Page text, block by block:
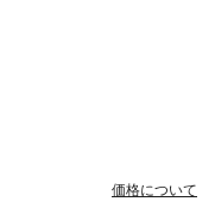
価格について